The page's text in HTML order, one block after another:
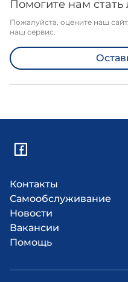
Помогите нам стать
Пожалуйста, оцените наш
наш сервис.
Контакты
Самообслуживание
Новости
Вакансии
Помощь